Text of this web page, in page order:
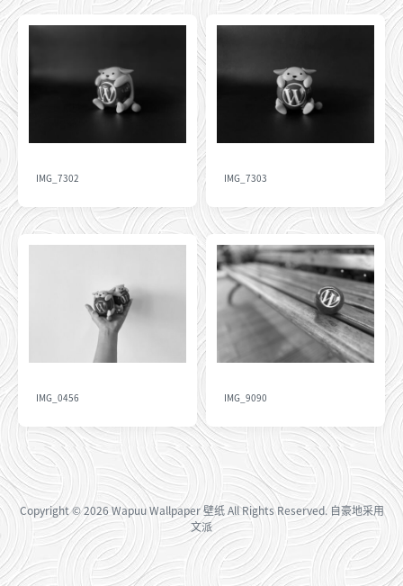
IMG_7302 IMG_7303
IMG_0456 IMG_9090
Copyright© 2026Wapuu Wallpaper 壁纸All Rights Reserved. 自豪地采用
文派